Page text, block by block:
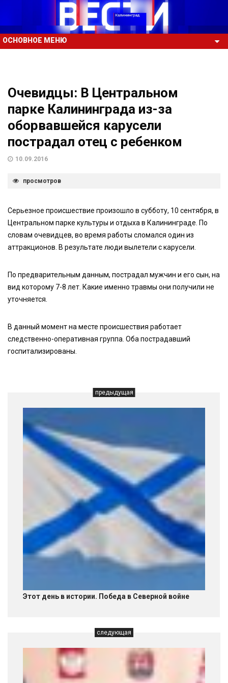
ОСНОВНОЕ МЕНЮ
Очевидцы: В Центральном
парке Калининграда из-за
оборвавшейся карусели
пострадал отец с ребенком
10.09.2016
просмотров
Серьезное происшествие произошло в субботу, 10 сентября, в
Центральном парке культуры и отдыха в Калининграде. По
словам очевидцев, во время работы сломался один из
аттракционов. В результате люди вылетели с карусели.
По предварительным данным, пострадал мужчин и его сын, на
вид которому 7-8 лет. Какие именно травмы они получили не
уточняется.
В данный момент на месте происшествия работает
следственно-оперативная группа. Оба пострадавший
госпитализированы.
предыдущая
Этот день в истории. Победа в Северной войне
следующая